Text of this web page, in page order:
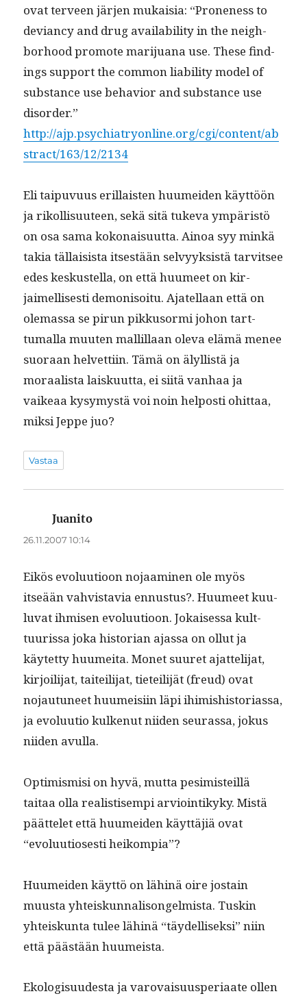
ovat ter­veen jär­jen mukaisia: “Prone­ness to
devian­cy and drug avail­abil­i­ty in the neigh­
bor­hood pro­mote mar­i­jua­na use. These find­
ings sup­port the com­mon lia­bil­i­ty mod­el of
sub­stance use behav­ior and sub­stance use
dis­or­der.”
http://ajp.psychiatryonline.org/cgi/content/ab
stract/163/12/2134
Eli taipu­vu­us eril­lais­ten huumei­den käyt­töön
ja rikol­lisu­u­teen, sekä sitä tuke­va ympäristö
on osa sama kokon­aisu­ut­ta. Ain­oa syy minkä
takia täl­lai­sista itses­tään selvyyk­sistä tarvit­see
edes keskustel­la, on että huumeet on kir­
jaimel­lis­es­ti demon­isoitu. Ajatel­laan että on
ole­mas­sa se pirun pikku­sor­mi johon tart­
tumal­la muuten mallil­laan ole­va elämä menee
suo­raan hel­vetti­in. Tämä on älyl­listä ja
moraal­ista laisku­ut­ta, ei siitä van­haa ja
vaikeaa kysymys­tä voi noin hel­posti ohit­taa,
mik­si Jeppe juo?
Vastaa
Juanito
26.11.2007 10:14
Eikös evoluu­tioon nojaami­nen ole myös
itseään vahvis­tavia ennus­tus?. Huumeet kuu­
lu­vat ihmisen evoluu­tioon. Jokaises­sa kult­
tuuris­sa joka his­to­ri­an ajas­sa on ollut ja
käytet­ty huumei­ta. Mon­et suuret ajat­teli­jat,
kir­joil­i­jat, taiteil­i­jat, tieteil­i­jät (freud) ovat
nojau­tuneet huumeisi­in läpi ihimishis­to­ri­as­sa,
ja evoluu­tio kulkenut niiden seuras­sa, jokus
niiden avulla.
Opti­mis­misi on hyvä, mut­ta pes­imis­teil­lä
taitaa olla real­is­tisem­pi arvioin­tikyky. Mis­tä
päät­telet että huumei­den käyt­täjiä ovat
“evoluu­tios­es­ti heikompia”?
Huumei­den käyt­tö on lähinä oire jostain
muus­ta yhteiskun­nal­isongelmista. Tuskin
yhteiskun­ta tulee lähinä “täy­del­lisek­si” niin
että päästään huumeista.
Ekol­o­gisu­ud­es­ta ja varovaisu­us­pe­ri­aate ollen